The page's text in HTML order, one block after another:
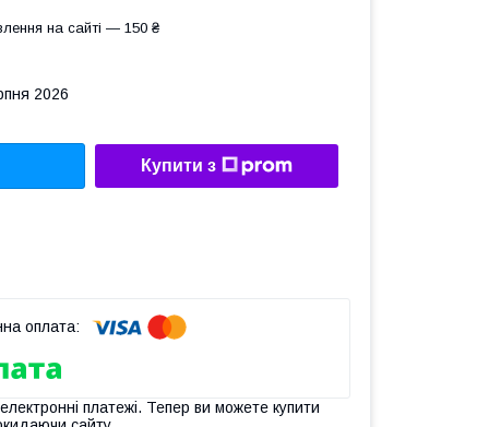
на сайті — 150 ₴
2026
Купити з
платежі. Тепер ви можете купити